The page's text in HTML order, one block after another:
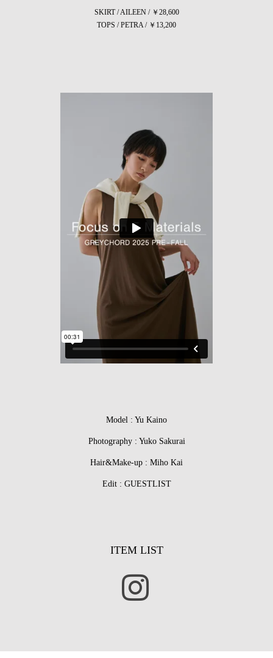
SKIRT / AILEEN / ￥28,600
TOPS / PETRA / ￥13,200
Model : Yu Kaino
Photography : Yuko Sakurai
Hair&Make-up : Miho Kai
Edit : GUESTLIST
ITEM LIST